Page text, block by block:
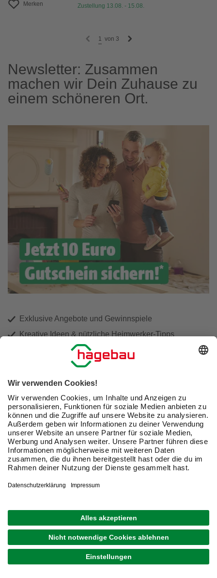
Merken
Zustellung 13.08. - 15.08.
1 von 3
Newsletter: Zusammen
machen wir Dein Zuhause zu
einem schöneren Ort.
Exklusive Angebote und Gewinnspiele
Kreative Ideen & nützliche Heimwerker-Tipps
Produktneuheiten und innovative Lösungen
E-Mail-Adresse
Friendly Captcha
Ich möchte auf mich zugeschnittene E-Mail-Werbung
(inklusive den Newsletter) von hagebau erhalten. Ich
bin mit derNutzung meiner personenbezogenen
Zusammenführung und Analyse meiner Kaufdaten,
Coupons und Kartenvorteile umfasst, einverstanden.
Mein Einverständnis kann ich jederzeit widerrufen.
Nach Bestätigung meines Einverständnisses erhalte
ich einen10 € Willkommensgutschein*.